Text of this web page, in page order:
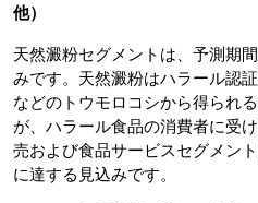
他）
天然澱粉セグメントは、予測期
みです。天然澱粉はハラール認
などのトウモロコシから得られ
が、ハラール食品の消費者に受
売および食品サービスセグメン
に達する見込みです。